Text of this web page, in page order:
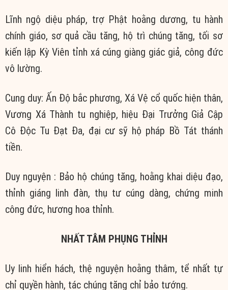
Lĩnh ngộ diệu pháp, trợ Phật hoằng dương, tu hành
chính giáo, sơ quả cầu tăng, hộ trì chúng tăng, tối sơ
kiến lập Kỳ Viên tỉnh xá cúng giàng giác giả, công đức
vô lường.
Cung duy: Ấn Độ bắc phương, Xá Vệ cổ quốc hiện thân,
Vương Xá Thành tu nghiệp, hiệu Đại Trưởng Giả Cập
Cô Độc Tu Đạt Đa, đại cư sỹ hộ pháp Bồ Tát thánh
tiền.
Duy nguyện : Bảo hộ chúng tăng, hoằng khai diệu đạo,
thỉnh giáng linh đàn, thụ tư cúng dàng, chứng minh
công đức, hương hoa thỉnh.
NHẤT TÂM PHỤNG THỈNH
Uy linh hiển hách, thệ nguyện hoằng thâm, tể nhất tự
chỉ quyền hành, tác chúng tăng chỉ bảo tướng.